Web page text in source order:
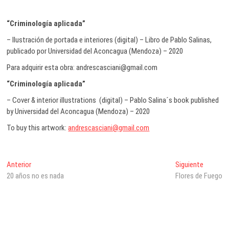
“Criminología aplicada”
– Ilustración de portada e interiores (digital) – Libro de Pablo Salinas,
publicado por Universidad del Aconcagua (Mendoza) – 2020
Para adquirir esta obra: andrescasciani@gmail.com
“Criminología aplicada”
– Cover & interior illustrations (digital) – Pablo Salina´s book published
by Universidad del Aconcagua (Mendoza) – 2020
To buy this artwork:andrescasciani@gmail.com
Navegación
de
AnteriorEntrada
anterior:
20 años no es nada
SiguienteEntrada
Flores de Fuego